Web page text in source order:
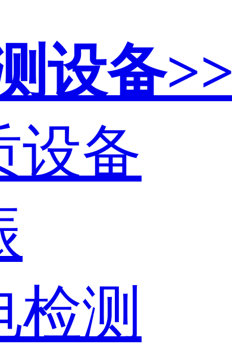
设备>>
设备
检测